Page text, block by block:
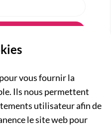
vous fournir la
Ils nous permettent
utilisateur afin de
le site web pour